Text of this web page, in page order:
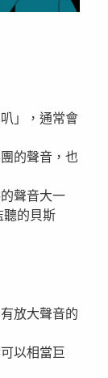
」，通常會
的聲音，也
聲音大一
聽的貝斯
放大聲音的
以相當巨